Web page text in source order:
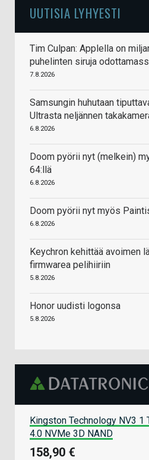
UUTISIA LYHYESTI
Tim Culpan: Applella on
puhelinten siruja
7.8.2026
Samsungin huhutaan
Ultrasta neljännen
6.8.2026
Doom pyörii nyt (melkein)
64:llä
6.8.2026
Doom pyörii nyt myös
6.8.2026
Keychron kehittää avoimen
firmwarea pelihiiriin
5.8.2026
Honor uudisti logonsa
5.8.2026
Kingston Technology NV3 1
4.0 NVMe 3D NAND
158,90 €